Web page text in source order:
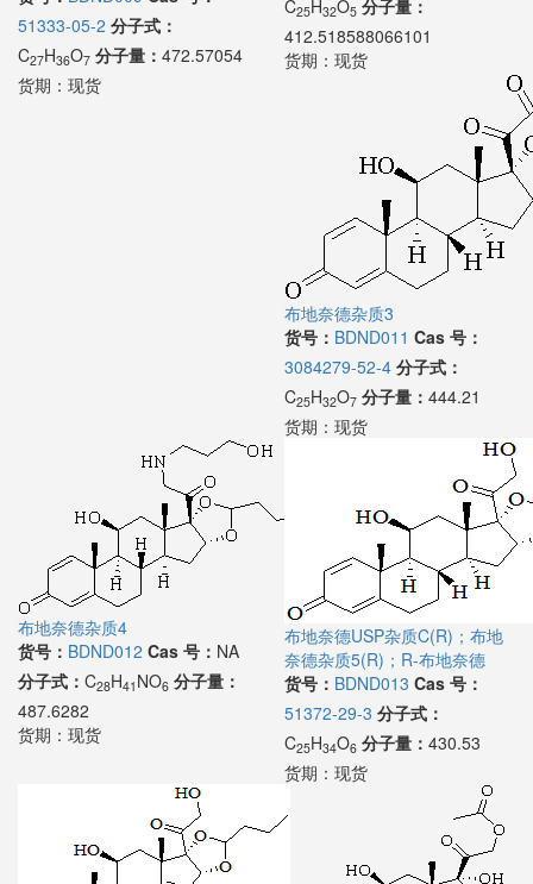
51333-05-2 分子式：
C27H36O7 分子量： 472.57054
货期： 现货
C25H32O5 分子量：
412.518588066101
货期： 现货
布地奈德杂质3
货号： BDND011 Cas 号：
3084279-52-4 分子式：
C25H32O7 分子量： 444.21
货期： 现货
布地奈德杂质4
货号： BDND012 Cas 号： NA
分子式： C28H41 NO6 分子量：
487.6282
货期： 现货
布地奈德USP杂质C(R)；布地
奈德杂质5(R)；R-布地奈德
货号： BDND013 Cas 号：
51372-29-3 分子式：
C25H34O6 分子量： 430.53
货期： 现货